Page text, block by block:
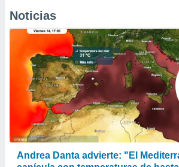
Noticias
Andrea Danta advierte: "El